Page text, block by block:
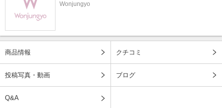
Wonjungyo
商品情報 クチコミ
投稿写真・動画 ブログ
Q&A